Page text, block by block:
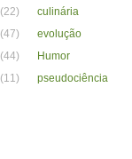
(22)
culinária
(47)
evolução
(44)
Humor
(11)
pseudociência